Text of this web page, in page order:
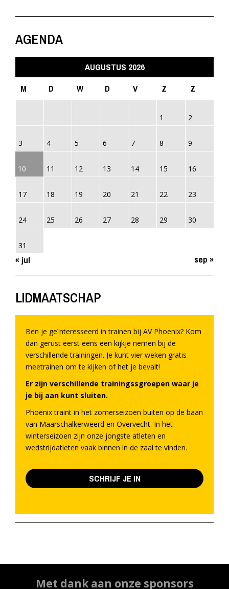
AGENDA
AUGUSTUS 2026
M
D W D V Z Z
1 2
3 4 5 6 7 8 9
10 11 12 13 14 15 16
17 18 19 20 21 22 23
24 25 26 27 28 29 30
31
« jul sep »
LIDMAATSCHAP
Ben je geïnteresseerd in trainen bij AV Phoenix? Kom
dan gerust eerst eens een kijkje nemen bij de
verschillende trainingen. Je kunt vier weken gratis
meetrainen om te kijken of het je bevalt!
Er zijn verschillende trainingssgroepen waar je
je bij aan kunt sluiten.
Phoenix traint in het zomerseizoen buiten op de baan
van Maarschalkerweerd en Overvecht. In het
winterseizoen zijn onze jongste atleten en
wedstrijdatleten vaak binnen in de zaal te vinden.
SCHRIJF JE IN
Met dank aan onze sponsors